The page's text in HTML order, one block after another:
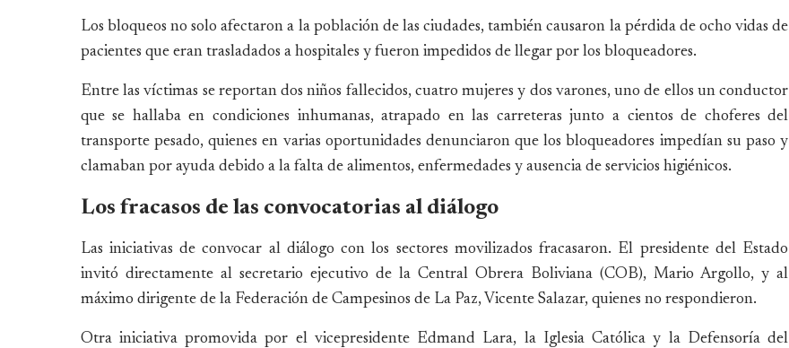
Los bloqueos no solo afectaron a la población de las ciudades, también causaron la pérdida de ocho vidas de
pacientes que eran trasladados a hospitales y fueron impedidos de llegar por los bloqueadores.
Entre las víctimas se reportan dos niños fallecidos, cuatro mujeres y dos varones, uno de ellos un conductor
que se hallaba en condiciones inhumanas, atrapado en las carreteras junto a cientos de choferes del
transporte pesado, quienes en varias oportunidades denunciaron que los bloqueadores impedían su paso y
clamaban por ayuda debido a la falta de alimentos, enfermedades y ausencia de servicios higiénicos.
Los fracasos de las convocatorias al diálogo
Las iniciativas de convocar al diálogo con los sectores movilizados fracasaron. El presidente del Estado
invitó directamente al secretario ejecutivo de la Central Obrera Boliviana (COB), Mario Argollo, y al
máximo dirigente de la Federación de Campesinos de La Paz, Vicente Salazar, quienes no respondieron.
Otra iniciativa promovida por el vicepresidente Edmand Lara, la Iglesia Católica y la Defensoría del